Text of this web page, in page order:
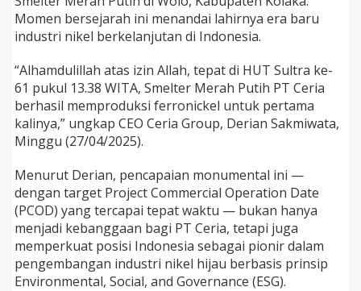
a
S
m
l
t
e
r
M
h
P
u
t
i
h
P
T
Momen bersejarah ini menandai lahirnya era baru
industri nikel berkelanjutan di Indonesia.
“Alhamdulillah atas izin Allah, tepat di HUT Sultra ke-
61 pukul 13.38 WITA, Smelter Merah Putih PT Ceria
berhasil memproduksi ferronickel untuk pertama
kalinya,” ungkap CEO Ceria Group, Derian Sakmiwata,
Minggu (27/04/2025).
Menurut Derian, pencapaian monumental ini —
dengan target Project Commercial Operation Date
(PCOD) yang tercapai tepat waktu — bukan hanya
menjadi kebanggaan bagi PT Ceria, tetapi juga
memperkuat posisi Indonesia sebagai pionir dalam
pengembangan industri nikel hijau berbasis prinsip
Environmental, Social, and Governance (ESG).